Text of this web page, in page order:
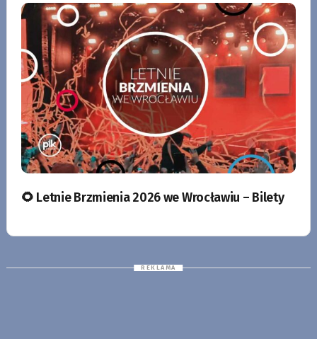
🌻 Letnie Brzmienia 2026 we Wrocławiu – Bilety